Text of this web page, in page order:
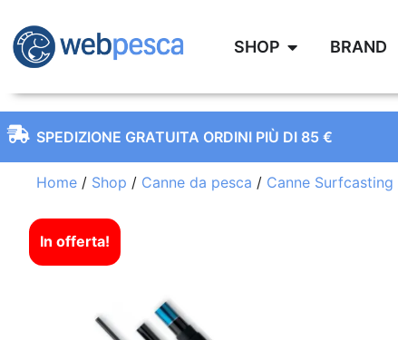
SHOP BRAND
SPEDIZIONE GRATUITA ORDINI PIÙ DI 85 €
Home / Shop / Canne da pesca / Canne Surfcasting
In offerta!